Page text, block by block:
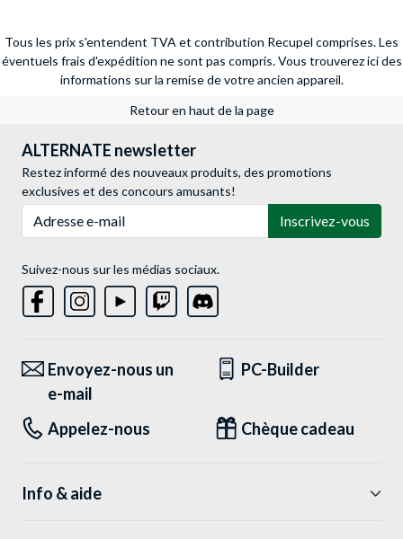
Tous les prix s'entendent TVA et contribution Recupel comprises. Les
éventuels frais d'expédition ne sont pas compris. Vous trouverez ici des
informations sur la remise de votre ancien appareil.
Retour en haut de la page
ALTERNATE newsletter
Restez informé des nouveaux produits, des promotions
exclusives et des concours amusants!
Inscrivez-vous
Suivez-nous sur les médias sociaux.
Envoyez-nous un
e-mail
PC-Builder
Appelez-nous Chèque cadeau
Info & aide